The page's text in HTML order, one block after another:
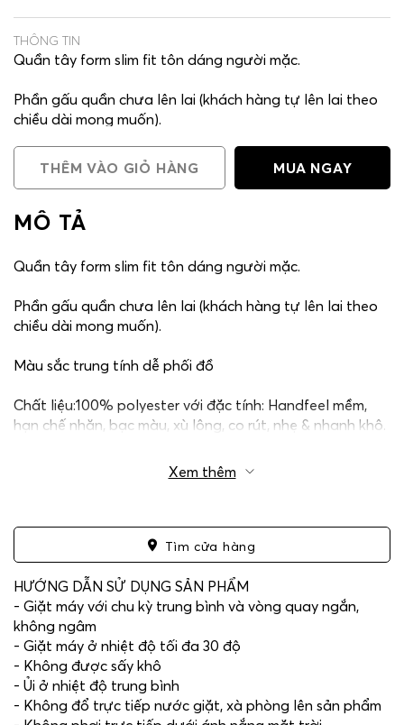
THÔNG TIN
Quần tây form slim fit tôn dáng người mặc.
Phần gấu quần chưa lên lai (khách hàng tự lên lai theo
chiều dài mong muốn).
Màu sắc trung tính dễ phối đồ
hạn chế nhăn, bạc màu, xù lông, co rút, nhẹ & nhanh khô.
THÊM VÀO GIỎ HÀNG MUA NGAY
MÔ TẢ
Quần tây form slim fit tôn dáng người mặc.
Phần gấu quần chưa lên lai (khách hàng tự lên lai theo
chiều dài mong muốn).
Màu sắc trung tính dễ phối đồ
Chất liệu:100% polyester với đặc tính: Handfeel mềm,
hạn chế nhăn, bạc màu, xù lông, co rút, nhẹ & nhanh khô.
Xem thêm
Tìm cửa hàng
HƯỚNG DẪN SỬ DỤNG SẢN PHẨM
- Giặt máy với chu kỳ trung bình và vòng quay ngắn,
không ngâm
- Giặt máy ở nhiệt độ tối đa 30 độ
- Không được sấy khô
- Ủi ở nhiệt độ trung bình
- Không đổ trực tiếp nước giặt, xà phòng lên sản phẩm